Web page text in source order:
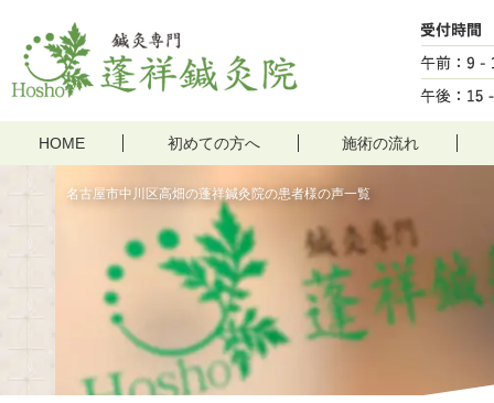
名古屋市中川区高畑の蓬祥鍼灸院の患者様の声一覧
HOME 初めての方へ 施術の流れ